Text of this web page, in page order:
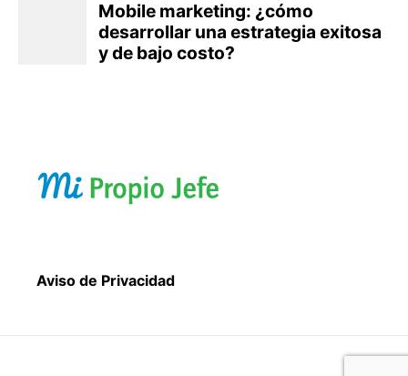
Aviso de Privacidad